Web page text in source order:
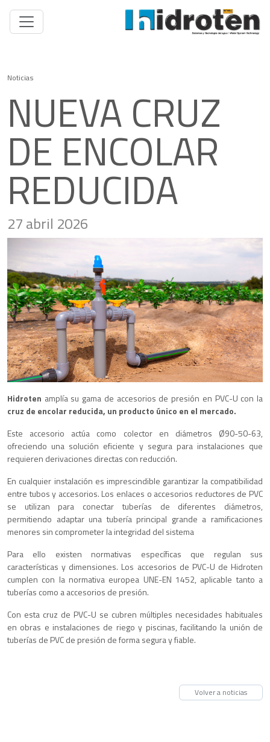
Noticias
NUEVA CRUZ
DE ENCOLAR
REDUCIDA
27 abril 2026
Hidroten amplía su gama de accesorios de presión en PVC-U con la
cruz de encolar reducida, un producto único en el mercado.
Este accesorio actúa como colector en diámetros Ø90-50-63,
ofreciendo una solución eficiente y segura para instalaciones que
requieren derivaciones directas con reducción.
En cualquier instalación es imprescindible garantizar la compatibilidad
entre tubos y accesorios. Los enlaces o accesorios reductores de PVC
se utilizan para conectar tuberías de diferentes diámetros,
permitiendo adaptar una tubería principal grande a ramificaciones
menores sin comprometer la integridad del sistema
Para ello existen normativas específicas que regulan sus
características y dimensiones. Los accesorios de PVC-U de Hidroten
cumplen con la normativa europea UNE-EN 1452, aplicable tanto a
tuberías como a accesorios de presión.
Con esta cruz de PVC-U se cubren múltiples necesidades habituales
en obras e instalaciones de riego y piscinas, facilitando la unión de
tuberías de PVC de presión de forma segura y fiable.
Volver a noticias